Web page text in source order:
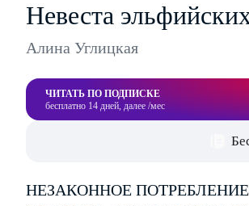
Невеста
Алина Углицкая
ЧИТАТЬ ПО ПОДПИСКЕ
бесплатно 14 дней, далее /мес
НЕЗАКОННОЕ